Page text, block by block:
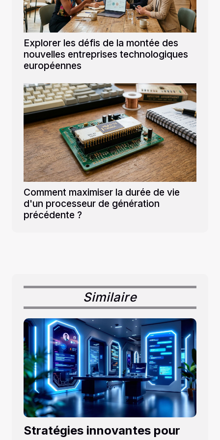
Explorer les défis de la montée des
nouvelles entreprises technologiques
européennes
Comment maximiser la durée de vie
d'un processeur de génération
précédente ?
Similaire
Stratégies innovantes pour